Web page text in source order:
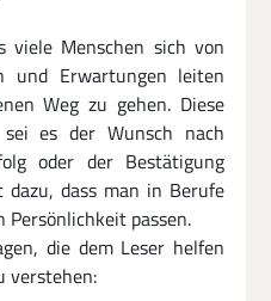
viele Menschen sich von
und Erwartungen leiten
Weg zu gehen. Diese
es der Wunsch nach
oder der Bestätigung
dass man in Berufe
passen.
die dem Leser helfen
verstehen: